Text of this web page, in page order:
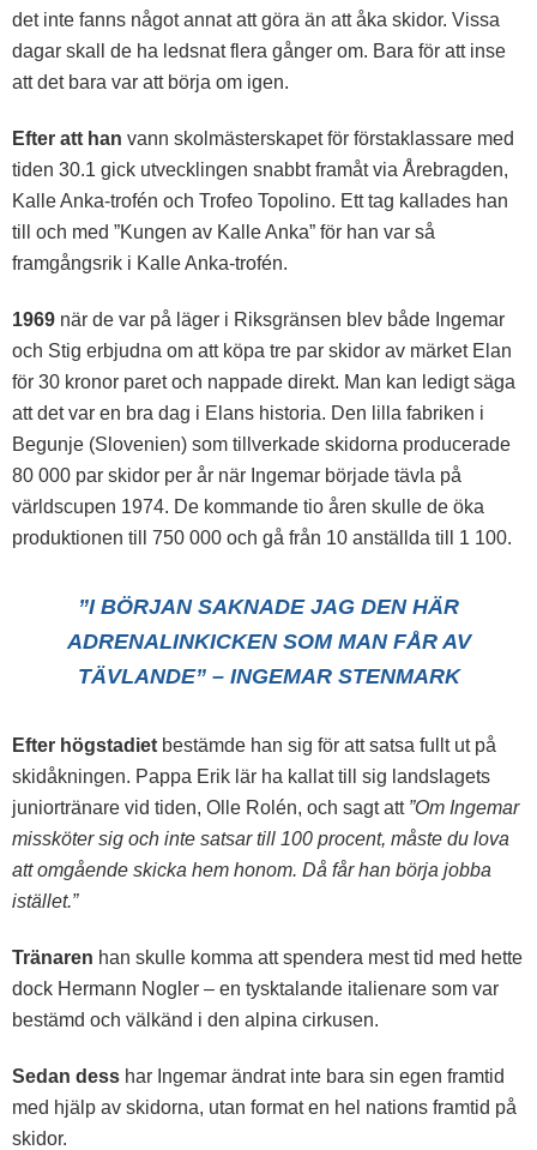
det inte fanns något annat att göra än att åka skidor. Vissa
dagar skall de ha ledsnat flera gånger om. Bara för att inse
att det bara var att börja om igen.
Efter att han vann skolmästerskapet för förstaklassare med
tiden 30.1 gick utvecklingen snabbt framåt via Årebragden,
Kalle Anka-trofén och Trofeo Topolino. Ett tag kallades han
till och med ”Kungen av Kalle Anka” för han var så
framgångsrik i Kalle Anka-trofén.
1969 när de var på läger i Riksgränsen blev både Ingemar
och Stig erbjudna om att köpa tre par skidor av märket Elan
för 30 kronor paret och nappade direkt. Man kan ledigt säga
att det var en bra dag i Elans historia. Den lilla fabriken i
Begunje (Slovenien) som tillverkade skidorna producerade
80 000 par skidor per år när Ingemar började tävla på
världscupen 1974. De kommande tio åren skulle de öka
produktionen till 750 000 och gå från 10 anställda till 1 100.
”I BÖRJAN SAKNADE JAG DEN HÄR
ADRENALINKICKEN SOM MAN FÅR AV
TÄVLANDE” – INGEMAR STENMARK
Efter högstadiet bestämde han sig för att satsa fullt ut på
skidåkningen. Pappa Erik lär ha kallat till sig landslagets
juniortränare vid tiden, Olle Rolén, och sagt att ”Om Ingemar
missköter sig och inte satsar till 100 procent, måste du lova
att omgående skicka hem honom. Då får han börja jobba
istället.”
Tränaren han skulle komma att spendera mest tid med hette
dock Hermann Nogler – en tysktalande italienare som var
bestämd och välkänd i den alpina cirkusen.
Sedan dess har Ingemar ändrat inte bara sin egen framtid
med hjälp av skidorna, utan format en hel nations framtid på
skidor.